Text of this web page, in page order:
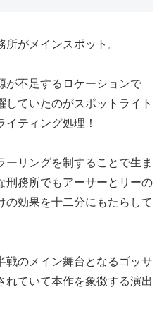
がメインスポット。
が不足するロケーションで
ていたのがスポットライト
ティング処理！
リングを制することで生ま
刑務所でもアーサーとリーの
の効果を十二分にもたらして
戦のメイン舞台となるゴッサ
れていて本作を象徴する演出